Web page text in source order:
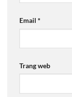
Email *
Trang web